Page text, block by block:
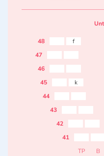
48 f
47
46
45
k
44
43
42
41
TP
B